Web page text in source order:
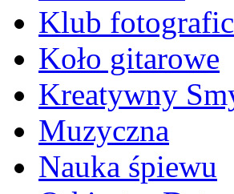
Klub
Koło gitarowe
Kreatywny
Muzyczna
Nauka śpiewu